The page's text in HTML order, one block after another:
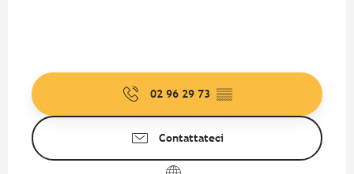
02 96 29 73 ▒▒
Contattateci